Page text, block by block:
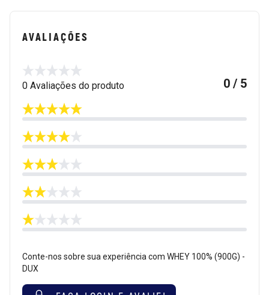
AVALIAÇÕES
0 Avaliações do produto 0 / 5
Conte-nos sobre sua experiência com WHEY 100% (900G) -
DUX